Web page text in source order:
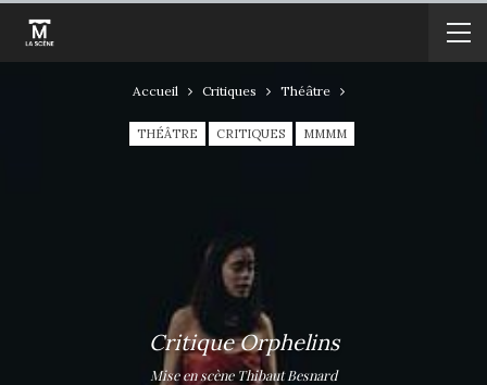
Accueil Critiques Théâtre
THÉÂTRE CRITIQUES MMMM
Critique Orphelins
Mise en scène Thibaut Besnard